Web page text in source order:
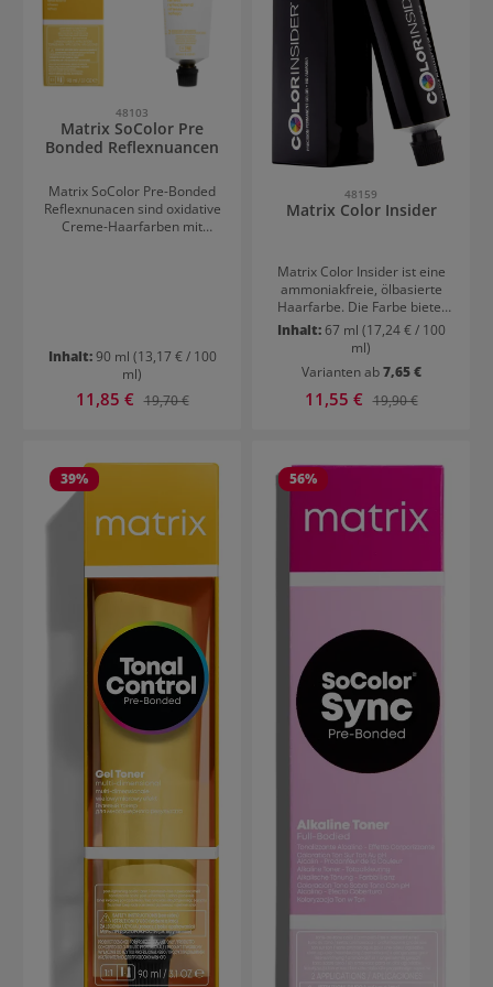
48103
Matrix SoColor Pre
Bonded Reflexnuancen
Matrix SoColor Pre-Bonded
Reflexnunacen sind oxidative
Creme-Haarfarben mit
diese Farbe tragen, sich
bestimmt von der Masse
abheben.
Inhalt:90 ml (13,17 € / 100
ml)
Verkaufspreis:
11,85 € Regulärer Preis:
19,70 €
48159
Matrix Color Insider
Matrix Color Insider ist eine
ammoniakfreie, ölbasierte
Haarfarbe. Die Farbe bietet
100% Deckkraft und eine
angenehme Konsistenz für
eine einfache Anwendung.
Das System ODS² sorgt dafür,
dass das Öl mit den
Farbpigmenten und Reflexen
Color Insider umfasst kühle
und warme Farbnuancen.
Jeder Farbton setzt sich aus
Zahlen für die Farbtiefe und
Buchstaben für die Reflexe
Nuancen von Matrix Color
Insider Die Coverage-
satte Farbgebung und
leuchtende Reflexe ab einem
Weißanteil von 50%. Die
Nuancen, die mit einem +
versehen sind, haben eine
besondere Pigment-
Technologie für noch
leuchtendere Reflexe und
eine extra lange Haltbarkeit.
Pastelltönen oder Aufhellen
von Naturhaar um bis zu 4
Color Insider Farbcreme und
Oxidant werden im Verhältnis
1:1 gemischt. Die Einwirkzeit
Inhalt: 67 ml (17,24 € / 100
ml)
Varianten ab7,65 €
Verkaufspreis:
11,55 € Regulärer Preis:
19,90 €
39% 56%